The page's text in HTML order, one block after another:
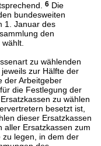
6Die
bundesweiten
1. Januar des
den
zu wählenden
zur Hälfte der
der Arbeitgeber
die Festlegung der
zu wählen
besetzt ist,
dieser Ersatzkassen
aller Ersatzkassen zum
legen, in dem der